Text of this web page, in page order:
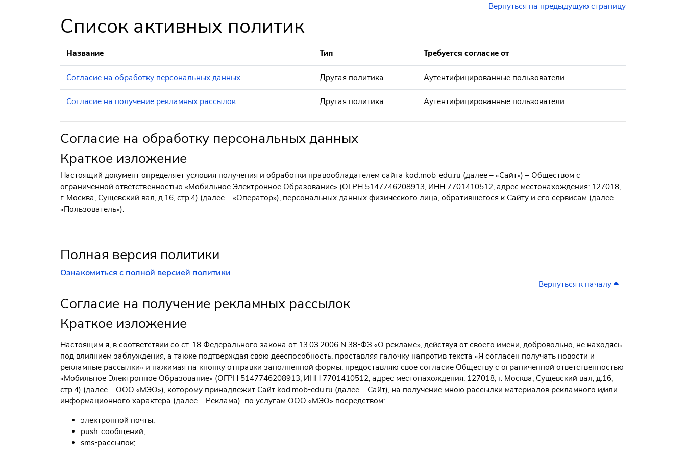
Вернуться на предыдущую страницу
Список активных политик
Название Тип Требуется согласие от
Согласие на обработку персональных данных Другая политика Аутентифицированные пользователи
Согласие на получение рекламных рассылок Другая политика Аутентифицированные пользователи
Согласие на обработку персональных данных
Краткое изложение
Настоящий документ определяет условия получения и обработки правообладателем сайта kod.mob-edu.ru (далее – «Сайт») – Обществом с
ограниченной ответственностью «Мобильное Электронное Образование» (ОГРН 5147746208913, ИНН 7701410512, адрес местонахождения: 127018,
г. Москва, Сущевский вал, д.16, стр.4) (далее – «Оператор»), персональных данных физического лица, обратившегося к Сайту и его сервисам (далее –
«Пользователь»).
Полная версия политики
Ознакомиться с полной версией политики
Вернуться к началу
Согласие на получение рекламных рассылок
Краткое изложение
Настоящим я, в соответствии со ст. 18 Федерального закона от 13.03.2006 N 38-ФЗ «О рекламе», действуя от своего имени, добровольно, не находясь
под влиянием заблуждения, а также подтверждая свою дееспособность, проставляя галочку напротив текста «Я согласен получать новости и
рекламные рассылки» и нажимая на кнопку отправки заполненной формы, предоставляю свое согласие Обществу с ограниченной ответственностью
«Мобильное Электронное Образование» (ОГРН 5147746208913, ИНН 7701410512, адрес местонахождения: 127018, г. Москва, Сущевский вал, д.16,
стр.4) (далее – ООО «МЭО»), которому принадлежит Сайт kod.mob-edu.ru (далее – Сайт), на получение мною рассылки материалов рекламного и/или
информационного характера (далее – Реклама) по услугам ООО «МЭО» посредством:
электронной почты;
push-сообщений;
sms-рассылок;